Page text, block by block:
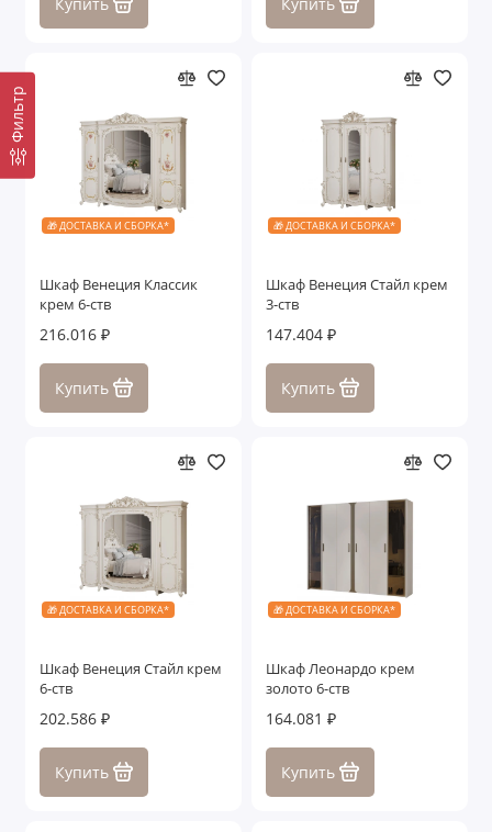
Фильтр
🎁 ДОСТАВКА И СБОРКА*
Шкаф Венеция Классик
крем 6-ств
216.016 ₽
Купить
🎁 ДОСТАВКА И СБОРКА*
Шкаф Венеция Стайл крем
3-ств
147.404 ₽
Купить
🎁 ДОСТАВКА И СБОРКА*
Шкаф Венеция Стайл крем
6-ств
202.586 ₽
Купить
🎁 ДОСТАВКА И СБОРКА*
Шкаф Леонардо крем
золото 6-ств
164.081 ₽
Купить